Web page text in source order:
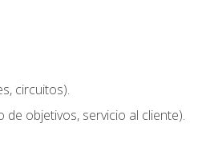
circuitos).
objetivos, servicio al cliente).